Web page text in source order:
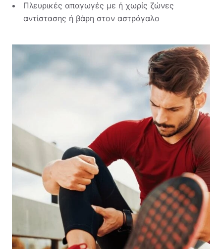
Πλευρικές απαγωγές με ή χωρίς ζώνες
αντίστασης ή βάρη στον αστράγαλο